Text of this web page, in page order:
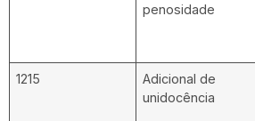
penosidade
1215
Adicional de
unidocência